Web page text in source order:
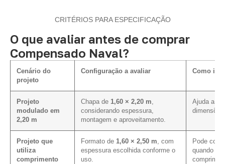
CRITÉRIOS PARA ESPECIFICAÇÃO
O que avaliar antes de comprar
Compensado Naval?
Cenário do
projeto
Configuração a avaliar Como
Projeto
modulado em
2,20 m
Chapa de 1,60 × 2,20 m
considerando espessura,
montagem e aproveitamento.
Ajuda a
Projeto que
utiliza
comprimento
Formato de 1,60 × 2,50 m , com
espessura escolhida conforme o
uso.
Pode
quando a